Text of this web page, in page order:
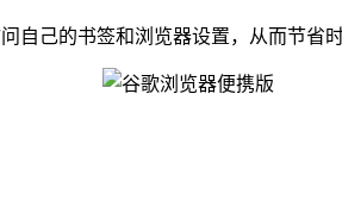
己的书签和浏览器设置，从而节省时